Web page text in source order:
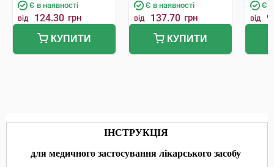
Є в наявності
від 124.30 грн
КУПИТИ
Є в наявності
від 137.70 грн
КУПИТИ
Є в
від